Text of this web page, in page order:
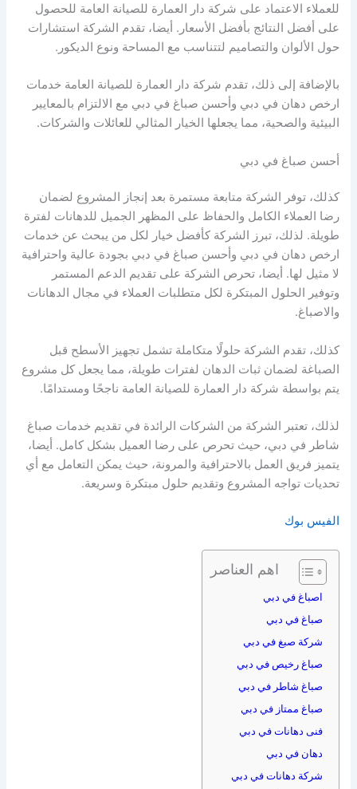
للعملاء الاعتماد على شركة دار العمارة للصيانة العامة للحصول
على أفضل النتائج بأفضل الأسعار. أيضا، تقدم الشركة استشارات
حول الألوان والتصاميم لتتناسب مع المساحة ونوع الديكور.
بالإضافة إلى ذلك، تقدم شركة دار العمارة للصيانة العامة خدمات
ارخص دهان في دبي وأحسن صباغ في دبي مع الالتزام بالمعايير
البيئية والصحية، مما يجعلها الخيار المثالي للعائلات والشركات.
أحسن صباغ في دبي
كذلك، توفر الشركة متابعة مستمرة بعد إنجاز المشروع لضمان
رضا العملاء الكامل والحفاظ على المظهر الجميل للدهانات لفترة
طويلة. لذلك، تبرز الشركة كأفضل خيار لكل من يبحث عن خدمات
ارخص دهان في دبي وأحسن صباغ في دبي بجودة عالية واحترافية
لا مثيل لها. أيضا، تحرص الشركة على تقديم الدعم المستمر
وتوفير الحلول المبتكرة لكل متطلبات العملاء في مجال الدهانات
والاصباغ.
كذلك، تقدم الشركة حلولًا متكاملة تشمل تجهيز الأسطح قبل
الصباغة لضمان ثبات الدهان لفترات طويلة، مما يجعل كل مشروع
يتم بواسطة شركة دار العمارة للصيانة العامة ناجحًا ومستدامًا.
لذلك، تعتبر الشركة من الشركات الرائدة في تقديم خدمات صباغ
شاطر في دبي، حيث تحرص على رضا العميل بشكل كامل. أيضا،
يتميز فريق العمل بالاحترافية والمرونة، حيث يمكن التعامل مع أي
تحديات تواجه المشروع وتقديم حلول مبتكرة وسريعة.
الفيس بوك
اهم العناصر
اصباغ في دبي
صباغ في دبي
شركة صبغ في دبي
صباغ رخيص في دبي
صباغ شاطر في دبي
صباغ ممتاز في دبي
فنى دهانات في دبي
دهان في دبي
شركة دهانات في دبي